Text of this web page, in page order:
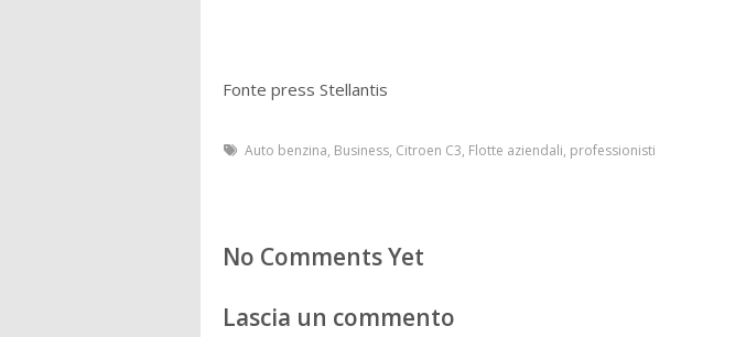
Fonte press Stellantis
Auto benzina, Business, Citroen C3, Flotte aziendali, professionisti
No Comments Yet
Lascia un commento